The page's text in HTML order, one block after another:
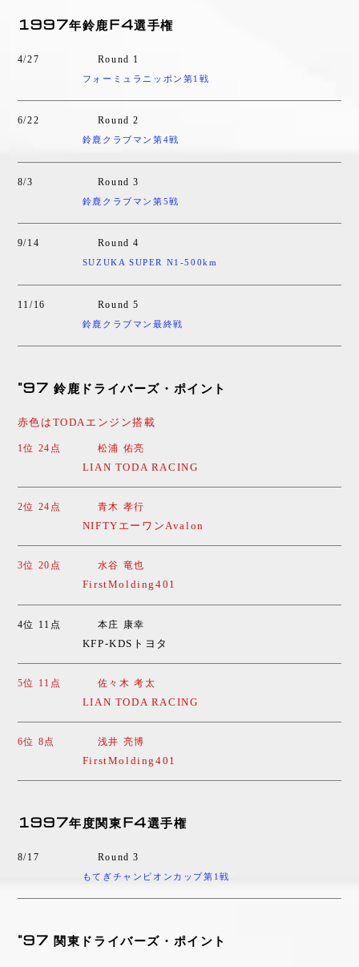
1997年鈴鹿F4選手権
4/27 Round 1
フォーミュラニッポン第1戦
6/22 Round 2
鈴鹿クラブマン第4戦
8/3 Round 3
鈴鹿クラブマン第5戦
9/14 Round 4
SUZUKA SUPER N1-500km
11/16 Round 5
鈴鹿クラブマン最終戦
"97 鈴鹿ドライバーズ・ポイント
赤色はTODAエンジン搭載
1位 24点 松浦 佑亮
LIAN TODA RACING
2位 24点 青木 孝行
NIFTYエーワンAvalon
3位 20点 水谷 竜也
FirstMolding401
4位 11点 本庄 康幸
KFP-KDSトヨタ
5位 11点 佐々木 考太
LIAN TODA RACING
6位 8点 浅井 亮博
FirstMolding401
1997年度関東F4選手権
8/17 Round 3
もてぎチャンピオンカップ第1戦
"97 関東ドライバーズ・ポイント